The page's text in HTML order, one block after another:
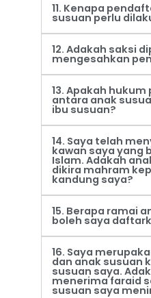
11. Kenapa
susuan perlu
12. Adakah saksi
mengesahkan
13. Apakah
antara anak
ibu susuan?
14. Saya telah
kawan saya yang
Islam. Adakah
dikira mahram
kandung saya?
15. Berapa ramai
boleh saya
16. Saya
dan anak susuan
susuan saya.
menerima faraid
susuan saya